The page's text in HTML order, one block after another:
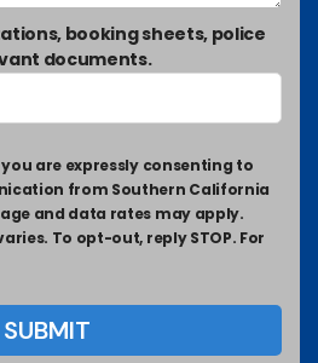
booking sheets, police
documents.
are expressly consenting to
from Southern California
and data rates may apply.
To opt-out, reply STOP. For